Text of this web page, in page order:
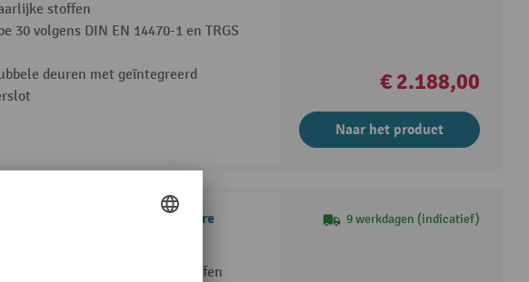
stoffen
30 volgens DIN EN 14470-1 en TRGS
deuren met geïntegreerd
€ 2.188,00
Naar het product
CS-CLASSIC, met uittrekbare
chemicaliën en giftige stoffen
9 werkdagen (indicatief)